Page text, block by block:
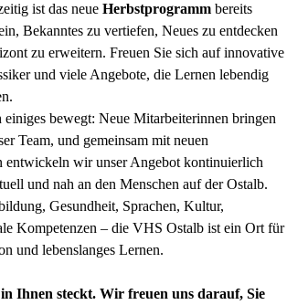
ist das neue Herbstprogramm bereits
Bekanntes zu vertiefen, Neues zu entdecken
zu erweitern. Freuen Sie sich auf innovative
und viele Angebote, die Lernen lebendig
einiges bewegt: Neue Mitarbeiterinnen bringen
Team, und gemeinsam mit neuen
entwickeln wir unser Angebot kontinuierlich
und nah an den Menschen auf der Ostalb.
Gesundheit, Sprachen, Kultur,
Kompetenzen – die VHS Ostalb ist ein Ort für
und lebenslanges Lernen.
Ihnen steckt. Wir freuen uns darauf, Sie